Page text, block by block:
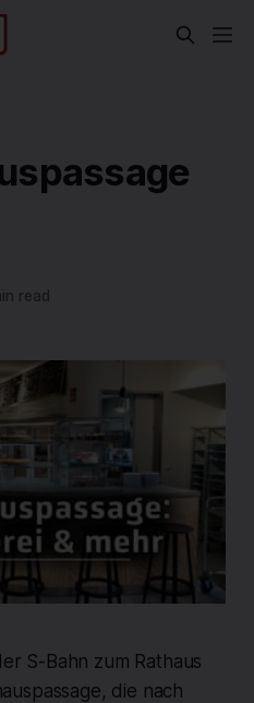
read
S-Bahn zum Rathaus
die nach